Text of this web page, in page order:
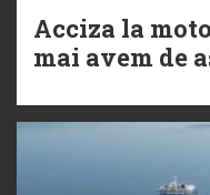
Acciza la
mai avem de